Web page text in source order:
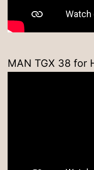
MAN TGX 38 for